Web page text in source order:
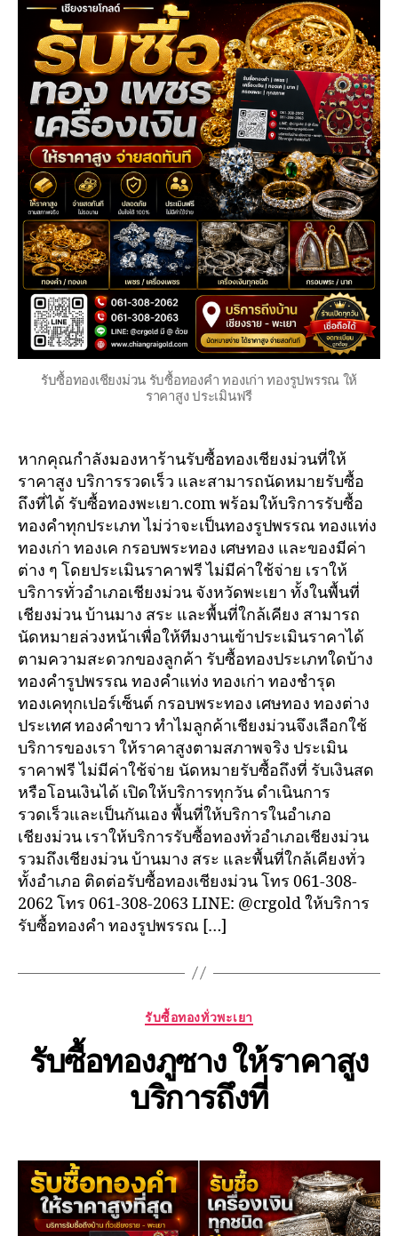
รับซื้อทองเชียงม่วน รับซื้อทองคำ ทองเก่า ทองรูปพรรณ ให้
ราคาสูง ประเมินฟรี
หากคุณกำลังมองหาร้านรับซื้อทองเชียงม่วนที่ให้
ราคาสูง บริการรวดเร็ว และสามารถนัดหมายรับซื้อ
ถึงที่ได้ รับซื้อทองพะเยา.com พร้อมให้บริการรับซื้อ
ทองคำทุกประเภท ไม่ว่าจะเป็นทองรูปพรรณ ทองแท่ง
ทองเก่า ทองเค กรอบพระทอง เศษทอง และของมีค่า
ต่าง ๆ โดยประเมินราคาฟรี ไม่มีค่าใช้จ่าย เราให้
บริการทั่วอำเภอเชียงม่วน จังหวัดพะเยา ทั้งในพื้นที่
เชียงม่วน บ้านมาง สระ และพื้นที่ใกล้เคียง สามารถ
นัดหมายล่วงหน้าเพื่อให้ทีมงานเข้าประเมินราคาได้
ตามความสะดวกของลูกค้า รับซื้อทองประเภทใดบ้าง
ทองคำรูปพรรณ ทองคำแท่ง ทองเก่า ทองชำรุด
ทองเคทุกเปอร์เซ็นต์ กรอบพระทอง เศษทอง ทองต่าง
ประเทศ ทองคำขาว ทำไมลูกค้าเชียงม่วนจึงเลือกใช้
บริการของเรา ให้ราคาสูงตามสภาพจริง ประเมิน
ราคาฟรี ไม่มีค่าใช้จ่าย นัดหมายรับซื้อถึงที่ รับเงินสด
หรือโอนเงินได้ เปิดให้บริการทุกวัน ดำเนินการ
รวดเร็วและเป็นกันเอง พื้นที่ให้บริการในอำเภอ
เชียงม่วน เราให้บริการรับซื้อทองทั่วอำเภอเชียงม่วน
รวมถึงเชียงม่วน บ้านมาง สระ และพื้นที่ใกล้เคียงทั่ว
ทั้งอำเภอ ติดต่อรับซื้อทองเชียงม่วน โทร 061-308-
2062 โทร 061-308-2063 LINE: @crgold ให้บริการ
รับซื้อทองคำ ทองรูปพรรณ […]
Categories
รับซื้อทองทั่วพะเยา
รับซื้อทองภูซาง ให้ราคาสูง
บริการถึงที่